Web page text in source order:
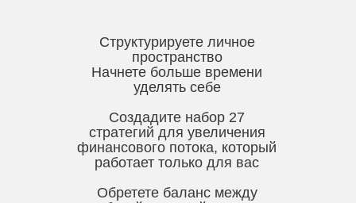
Структурируете личное
пространство
Начнете больше времени
уделять себе
Создадите набор 27
стратегий для увеличения
финансового потока, который
работает только для вас
Обретете баланс между